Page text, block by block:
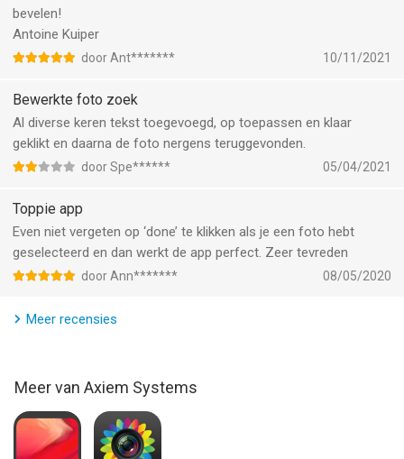
bevelen!
Antoine Kuiper
door Ant******* 10/11/2021
Bewerkte foto zoek
Al diverse keren tekst toegevoegd, op toepassen en klaar
geklikt en daarna de foto nergens teruggevonden.
door Spe****** 05/04/2021
Toppie app
Even niet vergeten op ‘done’ te klikken als je een foto hebt
geselecteerd en dan werkt de app perfect. Zeer tevreden
door Ann******* 08/05/2020
Meer recensies
Meer van Axiem Systems